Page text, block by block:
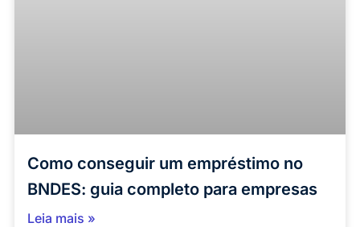
Como conseguir um empréstimo no
BNDES: guia completo para empresas
Leia mais »